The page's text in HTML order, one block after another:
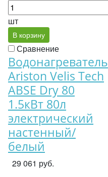
шт
В корзину
Сравнение
Водонагреватель
Ariston Velis Tech
ABSE Dry 80
1.5кВт 80л
электрический
настенный/
белый
29 061 руб.